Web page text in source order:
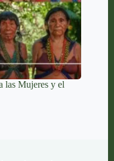
las Mujeres y el